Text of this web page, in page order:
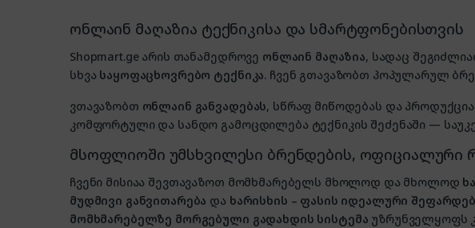
ონლაინ მაღაზია ტექნიკისა და სმარტფონებისთვის
Shopmart.ge არის თანამედროვე ონლაინ მაღაზია, სადაც
სხვა საყოფაცხოვრებო ტექნიკა. ჩვენ გთავაზობთ პოპულარულ
ვთავაზობთ ონლაინ განვადებას, სწრაფ მიწოდებას და
კომფორტული და სანდო გამოცდილება ტექნიკის შეძენაში —
მსოფლიოში უმსხვილესი ბრენდების, ოფიციალური
ჩვენი მისიაა შევთავაზოთ მომხმარებელს მხოლოდ და მხოლოდ
მუდმივი განვითარება და ხარისხის – ფასის იდეალური
მომხმარებელზე მორგებული გადახდის სისტემა უზრუნველყოფს